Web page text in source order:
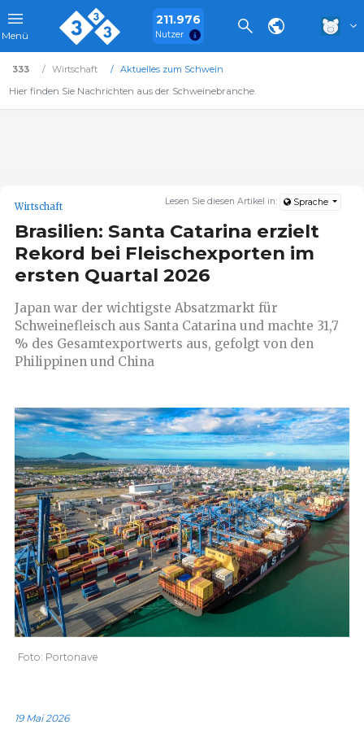
Menü
211.976
Nutzer
333 Wirtschaft
Aktuelles zum Schwein
Hier finden Sie Nachrichten aus der Schweinebranche.
Lesen Sie diesen Artikel in: Sprache
Wirtschaft
Brasilien: Santa Catarina erzielt
Rekord bei Fleischexporten im
ersten Quartal 2026
Japan war der wichtigste Absatzmarkt für
Schweinefleisch aus Santa Catarina und machte 31,7
% des Gesamtexportwerts aus, gefolgt von den
Philippinen und China
Foto: Portonave
19 Mai 2026